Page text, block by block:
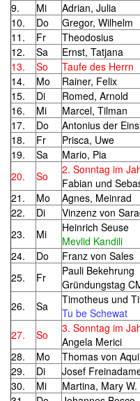
9.
Mi
Adrian, Julia
10.
Do
Gregor, Wilhelm
11.
Fr
Theodosius
12.
Sa
Ernst, Tatjana
13.
So
Taufe des Herrn
14.
Mo
Rainer, Felix
15.
Di
Romed, Arnold
16.
Mi
Marcel, Tilman
17.
Do
Antonius der
18.
Fr
Prisca, Uwe
19.
Sa
Mario, Pia
20.
So
2. Sonntag im
Fabian und
21.
Mo
Agnes, Meinrad
22.
Di
Vinzenz von
23.
Mi
Heinrich Seuse
Mevlid Kandili
24.
Do
Franz von Sales
25.
Fr
Pauli Bekehrung
Gründungstag
26.
Sa
Timotheus und
Tu be Schewat
27.
So
3. Sonntag im
Angela Merici
28.
Mo
Thomas von
29.
Di
Josef
30.
Mi
Martina, Mary W.